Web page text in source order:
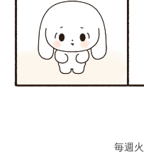
毎週